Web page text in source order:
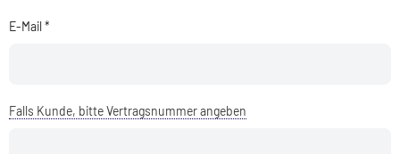
E-Mail *
Falls Kunde, bitte Vertragsnummer angeben